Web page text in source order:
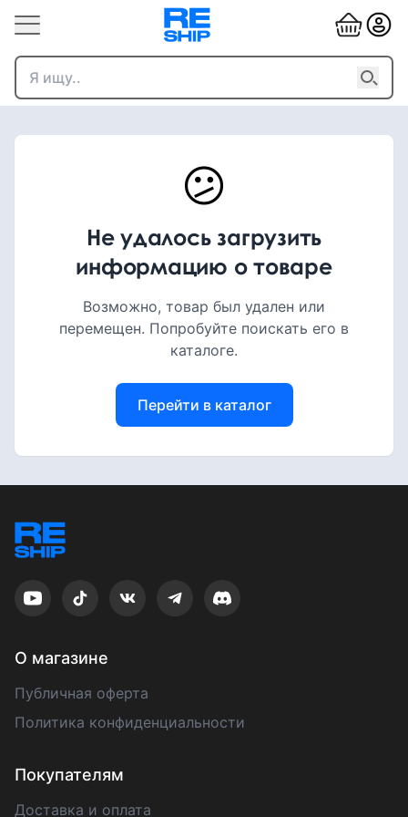
😕
Не удалось загрузить
информацию о товаре
Возможно, товар был удален или
перемещен. Попробуйте поискать его в
каталоге.
Перейти в каталог
О магазине
Публичная оферта
Политика конфиденциальности
Покупателям
Доставка и оплата